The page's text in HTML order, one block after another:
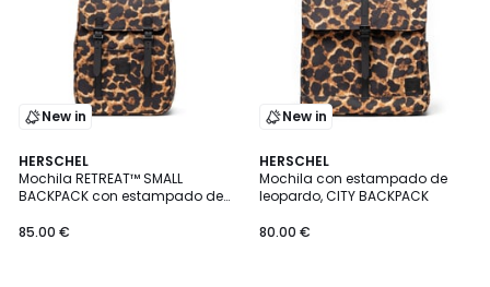
New in
HERSCHEL
Mochila RETREAT™ SMALL
BACKPACK con estampado de
€.
85.00 €
New in
HERSCHEL
Mochila con estampado de
leopardo, CITY BACKPACK
80.00 €